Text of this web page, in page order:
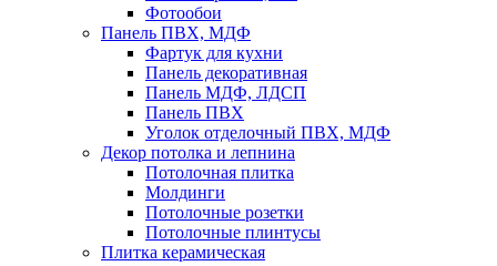
Фотообои
Панель ПВХ, МДФ
Фартук для кухни
Панель декоративная
Панель МДФ, ЛДСП
Панель ПВХ
Уголок отделочный ПВХ, МДФ
Декор потолка и лепнина
Потолочная плитка
Молдинги
Потолочные розетки
Потолочные плинтусы
Плитка керамическая